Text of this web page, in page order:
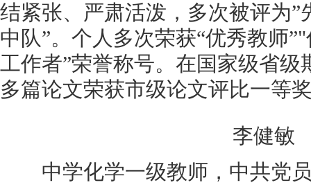
结紧张、严肃活泼，多次被评为”
中队”。个人多次荣获“优秀教师
工作者”荣誉称号。在国家级省级
多篇论文荣获市级论文评比一等
李健敏
中学化学一级教师，中共党员